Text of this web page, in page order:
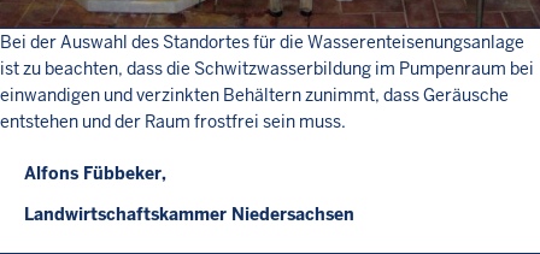
Bei der Auswahl des Standortes für die Wasserenteisenungsanlage
ist zu beachten, dass die Schwitzwasserbildung im Pumpenraum bei
einwandigen und verzinkten Behältern zunimmt, dass Geräusche
entstehen und der Raum frostfrei sein muss.
Alfons Fübbeker,
Landwirtschaftskammer Niedersachsen